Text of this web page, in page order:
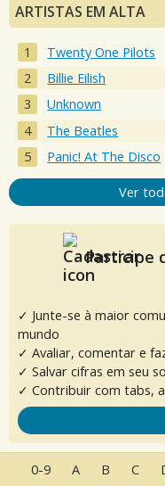
ARTISTAS EM ALTA
Twenty One Pilots
Billie Eilish
Unknown
The Beatles
Panic! At The Disco
Ver
Participe
✓ Junte-se à maior
mundo
✓ Avaliar, comentar e
✓ Salvar cifras em seu
✓ Contribuir com tabs,
0-9 A B C